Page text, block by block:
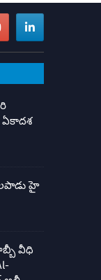
ఏకాదశ
హై
వీధి